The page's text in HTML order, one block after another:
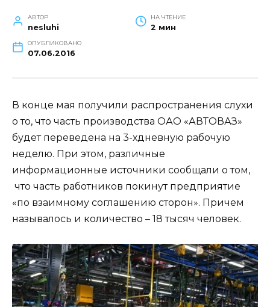
АВТОР
nesluhi
НА ЧТЕНИЕ
2 мин
ОПУБЛИКОВАНО
07.06.2016
В конце мая получили распространения слухи
о то, что часть производства ОАО «АВТОВАЗ»
будет переведена на 3-хдневную рабочую
неделю. При этом, различные
информационные источники сообщали о том,
что часть работников покинут предприятие
«по взаимному соглашению сторон». Причем
называлось и количество – 18 тысяч человек.